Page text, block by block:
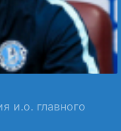
и.о. главного